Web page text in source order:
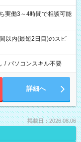
以内(最短2日目)のスピ
/ パソコンスキル不要
詳細へ
掲載日：2026.08.06